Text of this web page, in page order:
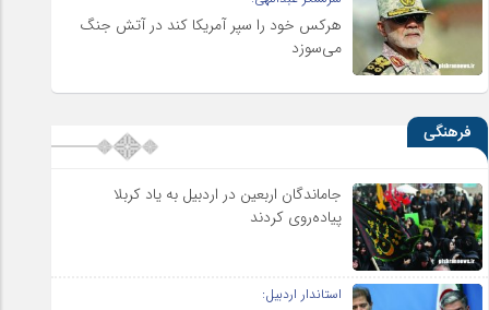
هرکس خود را سپر آمریکا کند در آتش جنگ
می‌سوزد
فرهنگی
جاماندگان اربعین در اردبیل به یاد کربلا
پیاده‌روی کردند
استاندار اردبیل: